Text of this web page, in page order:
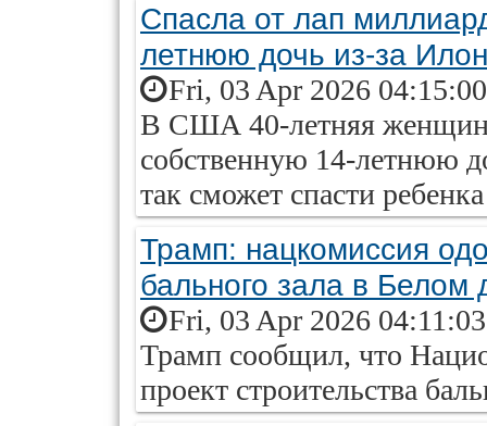
Спасла от лап
летнюю дочь из-за
Fri, 03 Apr 2026
В США 40-летняя
собственную 14-летнюю
так сможет спасти
Трамп: нацкомиссия
бального зала в Белом
Fri, 03 Apr 2026
Трамп сообщил, что
проект строительства